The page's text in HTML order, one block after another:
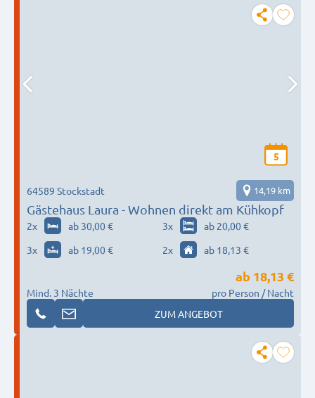
5
Gästehaus Laura - Wohnen direkt am Kühkopf
64589 Stockstadt 14,19 km
2x ab 30,00 € 3x
ab 20,00 €
3x ab 19,00 € 2x ab 18,13 €
Mind. 3 Nächte
ab 18,13 €
pro Person / Nacht
ZUM ANGEBOT